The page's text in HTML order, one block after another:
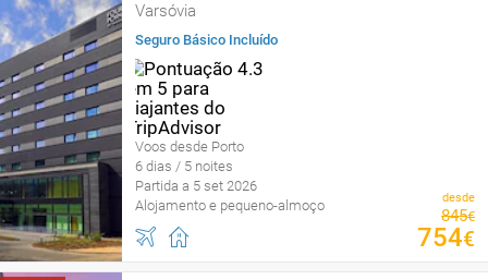
Varsóvia
Seguro Básico Incluído
Voos desde Porto
6 dias / 5 noites
Partida a 5 set 2026
Alojamento e pequeno-almoço
desde
845€
754€